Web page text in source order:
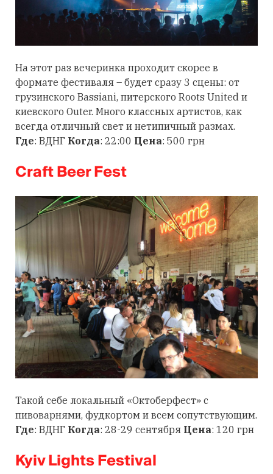
На этот раз вечеринка проходит скорее в
формате фестиваля – будет сразу 3 сцены: от
грузинского Bassiani, питерского Roots United и
киевского Outer. Много классных артистов, как
всегда отличный свет и нетипичный размах.
Где: ВДНГ Когда: 22:00 Цена: 500 грн
Craft Beer Fest
Такой себе локальный «Октоберфест» с
пивоварнями, фудкортом и всем сопутствующим.
Где: ВДНГ Когда: 28-29 сентября Цена: 120 грн
Kyiv Lights Festival